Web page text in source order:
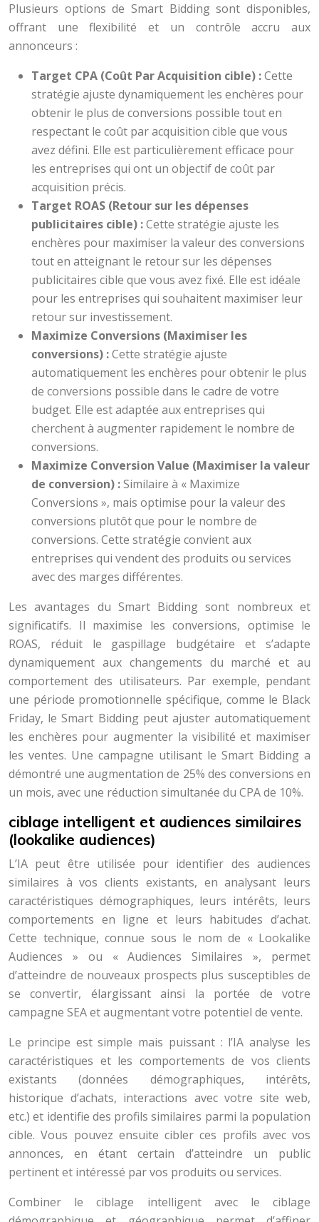
Plusieurs options de Smart Bidding sont disponibles,
offrant une flexibilité et un contrôle accru aux
annonceurs :
Target CPA (Coût Par Acquisition cible) :Cette
stratégie ajuste dynamiquement les enchères pour
obtenir le plus de conversions possible tout en
respectant le coût par acquisition cible que vous
avez défini. Elle est particulièrement efficace pour
les entreprises qui ont un objectif de coût par
acquisition précis.
Target ROAS (Retour sur les dépenses
publicitaires cible) :Cette stratégie ajuste les
enchères pour maximiser la valeur des conversions
tout en atteignant le retour sur les dépenses
publicitaires cible que vous avez fixé. Elle est idéale
pour les entreprises qui souhaitent maximiser leur
retour sur investissement.
Maximize Conversions (Maximiser les
conversions) :Cette stratégie ajuste
automatiquement les enchères pour obtenir le plus
de conversions possible dans le cadre de votre
budget. Elle est adaptée aux entreprises qui
cherchent à augmenter rapidement le nombre de
conversions.
Maximize Conversion Value (Maximiser la valeur
de conversion) :Similaire à « Maximize
Conversions », mais optimise pour la valeur des
conversions plutôt que pour le nombre de
conversions. Cette stratégie convient aux
entreprises qui vendent des produits ou services
avec des marges différentes.
Les avantages du Smart Bidding sont nombreux et
significatifs. Il maximise les conversions, optimise le
ROAS, réduit le gaspillage budgétaire et s’adapte
dynamiquement aux changements du marché et au
comportement des utilisateurs. Par exemple, pendant
une période promotionnelle spécifique, comme le Black
Friday, le Smart Bidding peut ajuster automatiquement
les enchères pour augmenter la visibilité et maximiser
les ventes. Une campagne utilisant le Smart Bidding a
démontré une augmentation de 25% des conversions en
un mois, avec une réduction simultanée du CPA de 10%.
ciblage intelligent et audiences similaires
(lookalike audiences)
L’IA peut être utilisée pour identifier des audiences
similaires à vos clients existants, en analysant leurs
caractéristiques démographiques, leurs intérêts, leurs
comportements en ligne et leurs habitudes d’achat.
Cette technique, connue sous le nom de « Lookalike
Audiences » ou « Audiences Similaires », permet
d’atteindre de nouveaux prospects plus susceptibles de
se convertir, élargissant ainsi la portée de votre
campagne SEA et augmentant votre potentiel de vente.
Le principe est simple mais puissant : l’IA analyse les
caractéristiques et les comportements de vos clients
existants (données démographiques, intérêts,
historique d’achats, interactions avec votre site web,
etc.) et identifie des profils similaires parmi la population
cible. Vous pouvez ensuite cibler ces profils avec vos
annonces, en étant certain d’atteindre un public
pertinent et intéressé par vos produits ou services.
Combiner le ciblage intelligent avec le ciblage